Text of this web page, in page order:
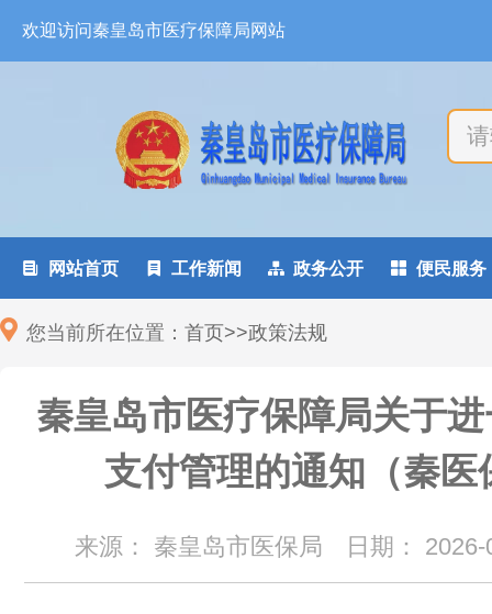
欢迎访问秦皇岛市医疗保障局网站
 网站首页  工作新闻  政务公开  便民服务
您当前所在位置： 首页>>政策法规
秦皇岛市医疗保障局关于
支付管理的通知（秦
来源： 秦皇岛市医保局 日期：